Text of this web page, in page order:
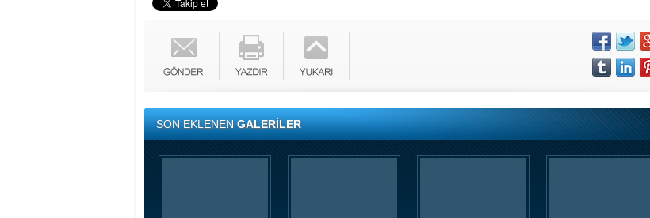
SON EKLENENGALERİLER